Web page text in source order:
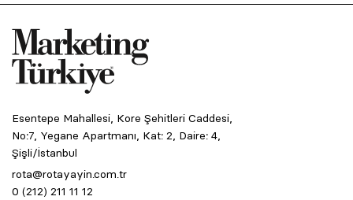
Esentepe Mahallesi, Kore Şehitleri Caddesi,
No:7, Yegane Apartmanı, Kat: 2, Daire: 4,
Şişli/İstanbul
rota@rotayayin.com.tr
0 (212) 211 11 12